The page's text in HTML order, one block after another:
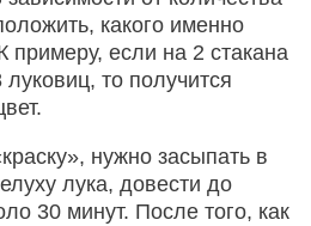
какого именно
примеру, если на 2 стакана
то получится
нужно засыпать в
лука, довести до
30 минут. После того, как